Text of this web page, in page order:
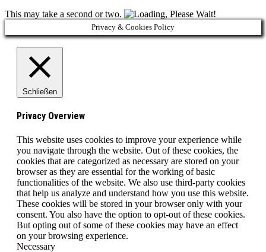
This may take a second or two.
Privacy & Cookies Policy
Schließen
Privacy Overview
This website uses cookies to improve your experience while
you navigate through the website. Out of these cookies, the
cookies that are categorized as necessary are stored on your
browser as they are essential for the working of basic
functionalities of the website. We also use third-party cookies
that help us analyze and understand how you use this website.
These cookies will be stored in your browser only with your
consent. You also have the option to opt-out of these cookies.
But opting out of some of these cookies may have an effect
on your browsing experience.
Necessary